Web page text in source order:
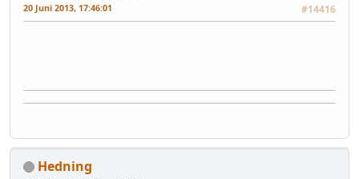
20 Juni 2013, 17:46:01 #14416
Hedning